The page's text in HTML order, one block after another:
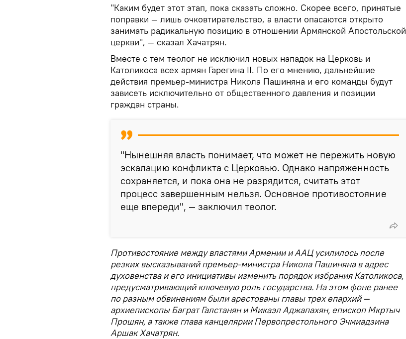
"Каким будет этот этап, пока сказать сложно. Скорее всего, принятые
поправки — лишь очковтирательство, а власти опасаются открыто
занимать радикальную позицию в отношении Армянской Апостольской
церкви", — сказал Хачатрян.
Вместе с тем теолог не исключил новых нападок на Церковь и
Католикоса всех армян Гарегина II. По его мнению, дальнейшие
действия премьер-министра Никола Пашиняна и его команды будут
зависеть исключительно от общественного давления и позиции
граждан страны.
"Нынешняя власть понимает, что может не пережить новую
эскалацию конфликта с Церковью. Однако напряженность
сохраняется, и пока она не разрядится, считать этот
процесс завершенным нельзя. Основное противостояние
еще впереди", — заключил теолог.
Противостояние между властями Армении и ААЦ усилилось после
резких высказываний премьер-министра Никола Пашиняна в адрес
духовенства и его инициативы изменить порядок избрания Католикоса,
предусматривающий ключевую роль государства. На этом фоне ранее
по разным обвинениям были арестованы главы трех епархий —
архиепископы Баграт Галстанян и Микаэл Аджапахян, епископ Мкртыч
Прошян, а также глава канцелярии Первопрестольного Эчмиадзина
Аршак Хачатрян.